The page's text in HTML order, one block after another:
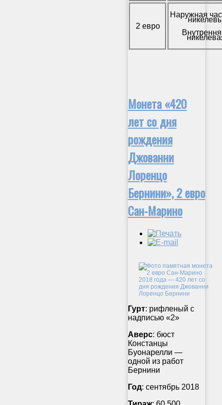
2 евро
Наружная
Монета «420
лет со дня
рождения
Джованни
Лоренцо
Бернини», 2 евро
Сан-Марино
Гурт: рифленый с
надписью «2»
Аверс: бюст
Констанцы
Буонарелли —
одной из работ
Бернини
Год: сентябрь 2018